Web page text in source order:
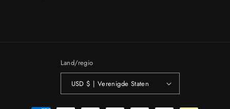
Land/regio
USD $ | Verenigde Staten